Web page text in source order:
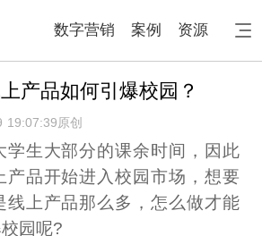
数字营销 案例 资源
产品如何引爆校园？
19:07:39原创
学生大部分的课余时间，因此
产品开始进入校园市场，想要
线上产品那么多，怎么做才能
园呢?